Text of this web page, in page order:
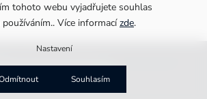
tohoto webu vyjadřujete souhlas
používáním.. Více informacízde.
Nastavení
Souhlasím
na platformě
Shoptet Premium